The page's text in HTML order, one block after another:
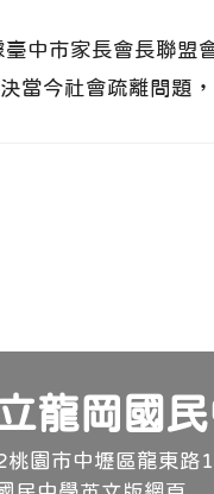
臺中市家長會長聯盟
當今社會疏離問題
龍岡國
園市中壢區龍東路